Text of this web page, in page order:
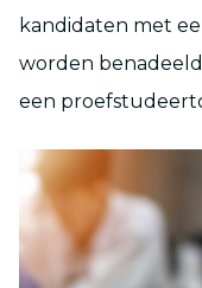
kandidaten met
worden
een